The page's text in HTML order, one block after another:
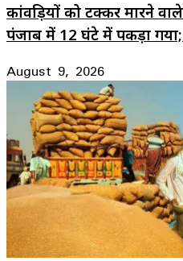
कांवड़ियों को टक्कर मारने
पंजाब में 12 घंटे में पकड़ा
August 9, 2026